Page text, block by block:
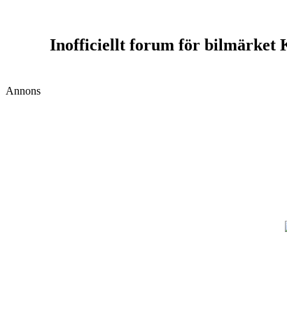
Inofficiellt forum för bilmärket
Annons